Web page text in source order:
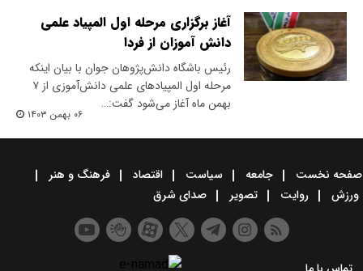
آغاز برگزاری مرحله اول المپیاد علمی
دانش آموزان از فردا
رئیس باشگاه دانش‌پژوهان جوان با بیان اینکه
مرحله اول المپیادهای علمی دانش‌آموزی از ۷
بهمن ماه آغاز می‌شود گفت:…
۰۶ بهمن ۱۴۰۳
صفحه نخست جامعه سیاست اقتصاد
فرهنگ و هنر
ورزش
روایت تصویر صدای شرق